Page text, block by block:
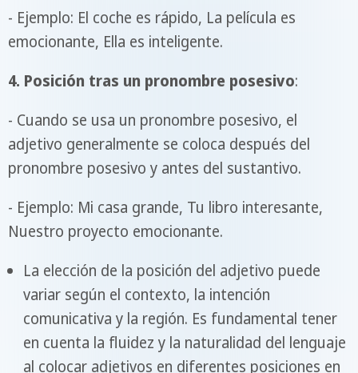
- Ejemplo: El coche es rápido, La película es
emocionante, Ella es inteligente.
4. Posición tras un pronombre posesivo:
- Cuando se usa un pronombre posesivo, el
adjetivo generalmente se coloca después del
pronombre posesivo y antes del sustantivo.
- Ejemplo: Mi casa grande, Tu libro interesante,
Nuestro proyecto emocionante.
La elección de la posición del adjetivo puede
variar según el contexto, la intención
comunicativa y la región. Es fundamental tener
en cuenta la fluidez y la naturalidad del lenguaje
al colocar adjetivos en diferentes posiciones en